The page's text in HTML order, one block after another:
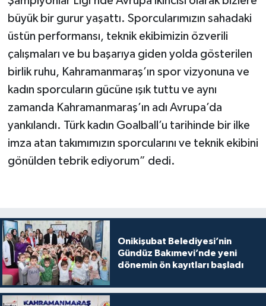
büyük bir gurur yaşattı. Sporcularımızın sahadaki
üstün performansı, teknik ekibimizin özverili
çalışmaları ve bu başarıya giden yolda gösterilen
birlik ruhu, Kahramanmaraş’ın spor vizyonuna ve
kadın sporcuların gücüne ışık tuttu ve aynı
zamanda Kahramanmaraş’ın adı Avrupa’da
yankılandı. Türk kadın Goalball’u tarihinde bir ilke
imza atan takımımızın sporcularını ve teknik ekibini
gönülden tebrik ediyorum” dedi.
Onikişubat Belediyesi’nin
Gündüz Bakımevi’nde yeni
dönemin ön kayıtları başladı